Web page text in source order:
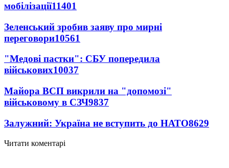
мобілізації11401
Зеленський зробив заяву про мирні
переговори10561
"Медові пастки": СБУ попередила
військових10037
Майора ВСП викрили на "допомозі"
військовому в СЗЧ9837
Залужний: Україна не вступить до НАТО8629
Читати коментарі